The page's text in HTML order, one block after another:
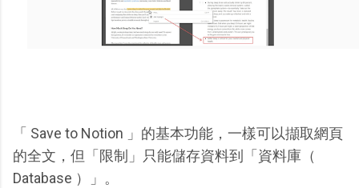
「 Save to Notion 」的基本功能，一樣可以擷取網頁
的全文，但「限制」只能儲存資料到「資料庫（
Database ）」。